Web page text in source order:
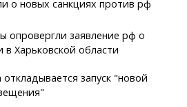
о новых санкциях против рф
опровергли заявление рф о
Харьковской области
запуск "новой